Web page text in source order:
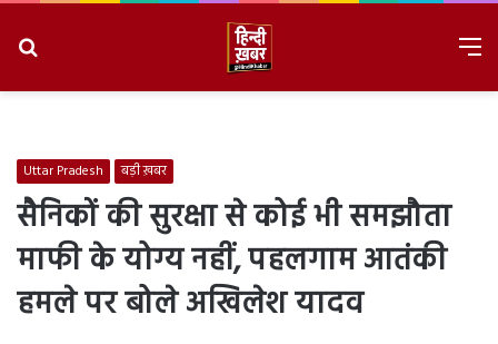
Uttar Pradesh बड़ी ख़बर
सैनिकों की सुरक्षा से कोई भी समझौता
माफी के योग्य नहीं, पहलगाम आतंकी
हमले पर बोले अखिलेश यादव